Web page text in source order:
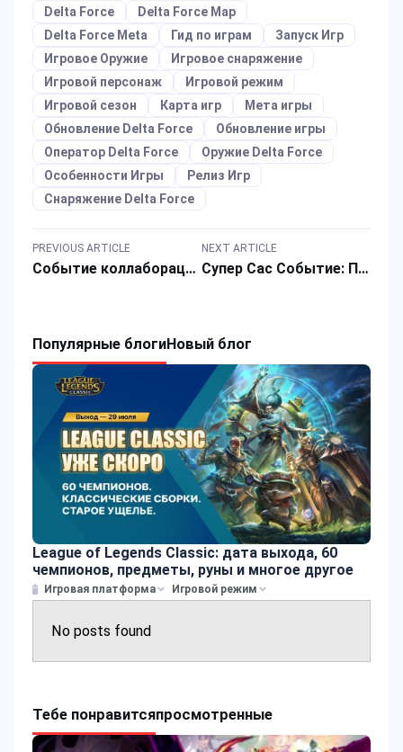
Delta Force
Delta Force Map
Delta Force Meta
Гид по играм
Запуск Игр
Игровое Оружие
Игровое снаряжение
Игровой персонаж
Игровой режим
Игровой сезон
Карта игр
Мета игры
Обновление Delta Force
Обновление игры
Оператор Delta Force
Оружие Delta Force
Особенности Игры
Релиз Игр
Снаряжение Delta Force
PREVIOUS ARTICLE
Событие коллаборации Blood Strike x Evangelion: как получить награды и советы по пополнению?
NEXT ARTICLE
Супер Сас Событие: Предзаказ Super Pass SS2 Предлагает Скины и Подарки
Популярные блогиНовый блог
League of Legends Classic: дата выхода, 60
чемпионов, предметы, руны и многое другое
Игровая платформа Игровой режим
No posts found
Тебе понравитсяпросмотренные